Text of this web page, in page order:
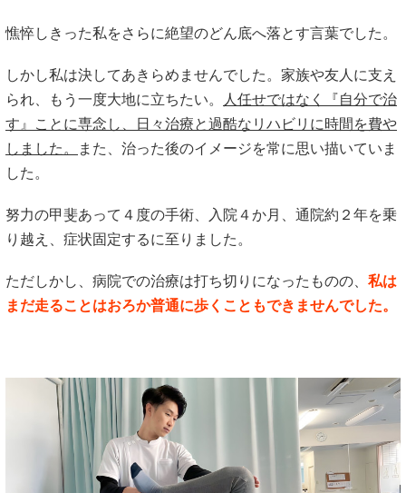
憔悴しきった私をさらに絶望のどん底へ落とす言葉でした。
しかし私は決してあきらめませんでした。家族や友人に支え
られ、もう一度大地に立ちたい。
人任せではなく『自分で治
す』ことに専念し、日々治療と過酷なリハビリに時間を費や
しました。
また、治った後のイメージを常に思い描いていま
した。
努力の甲斐あって４度の手術、入院４か月、通院約２年を乗
り越え、症状固定するに至りました。
ただしかし、病院での治療は打ち切りになったものの、 私は
まだ走ることはおろか普通に歩くこともできませんでした。